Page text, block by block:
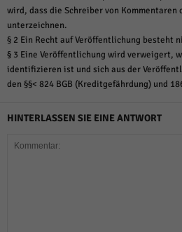
wird, dass die Schreiber von
unterzeichnen.
§ 2 Ein Recht auf Veröffentlichung besteht
§ 3 Eine Veröffentlichung wird verweigert,
identifizieren ist und sich aus der
den §§< 824 BGB (Kreditgefährdung) und
HINTERLASSEN SIE EINE ANTWORT